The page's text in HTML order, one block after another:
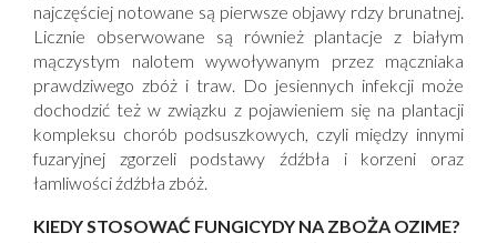
najczęściej notowane są pierwsze objawy rdzy brunatnej.
Licznie obserwowane są również plantacje z białym
mączystym nalotem wywoływanym przez mączniaka
prawdziwego zbóż i traw. Do jesiennych infekcji może
dochodzić też w związku z pojawieniem się na plantacji
kompleksu chorób podsuszkowych, czyli między innymi
fuzaryjnej zgorzeli podstawy źdźbła i korzeni oraz
łamliwości źdźbła zbóż.
KIEDY STOSOWAĆ FUNGICYDY NA ZBOŻA OZIME?